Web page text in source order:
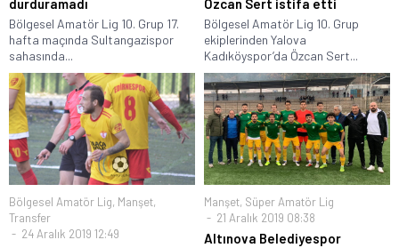
durduramadı
Bölgesel Amatör Lig 10. Grup 17.
hafta maçında Sultangazispor
sahasında...
Özcan Sert istifa etti
Bölgesel Amatör Lig 10. Grup
ekiplerinden Yalova
Kadıköyspor’da Özcan Sert...
Bölgesel Amatör Lig, Manşet,
Transfer
24 Aralık 2019 12:49
Manşet, Süper Amatör Lig
21 Aralık 2019 08:38
Altınova Belediyespor